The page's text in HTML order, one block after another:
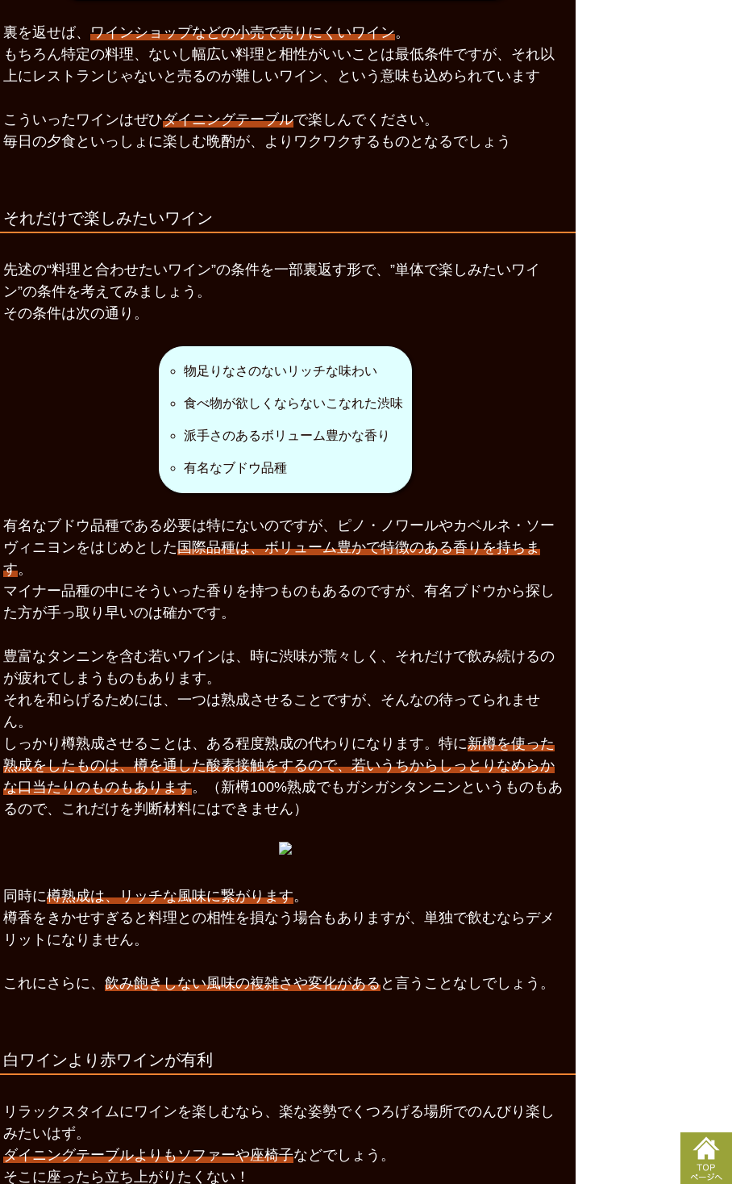
裏を返せば、 ワインショップなどの小売で売りにくいワイン。
もちろん特定の料理、ないし幅広い料理と相性がいいことは最低条件ですが、それ以
上にレストランじゃないと売るのが難しいワイン、という意味も込められています
こういったワインはぜひダイニングテーブルで楽しんでください。
毎日の夕食といっしょに楽しむ晩酌が、よりワクワクするものとなるでしょう
それだけで楽しみたいワイン
先述の“料理と合わせたいワイン”の条件を一部裏返す形で、”単体で楽しみたいワイ
ン”の条件を考えてみましょう。
その条件は次の通り。
物足りなさのないリッチな味わい
食べ物が欲しくならないこなれた渋味
派手さのあるボリューム豊かな香り
有名なブドウ品種
有名なブドウ品種である必要は特にないのですが、ピノ・ノワールやカベルネ・ソー
ヴィニヨンをはじめとした国際品種は、ボリューム豊かで特徴のある香りを持ちま
す。
マイナー品種の中にそういった香りを持つものもあるのですが、有名ブドウから探し
た方が手っ取り早いのは確かです。
豊富なタンニンを含む若いワインは、時に渋味が荒々しく、それだけで飲み続けるの
が疲れてしまうものもあります。
それを和らげるためには、一つは熟成させることですが、そんなの待ってられませ
ん。
しっかり樽熟成させることは、ある程度熟成の代わりになります。特に新樽を使った
熟成をしたものは、樽を通した酸素接触をするので、若いうちからしっとりなめらか
な口当たりのものもあります。（新樽100%熟成でもガシガシタンニンというものもあ
るので、これだけを判断材料にはできません）
同時に樽熟成は、リッチな風味に繋がります。
樽香をきかせすぎると料理との相性を損なう場合もありますが、単独で飲むならデメ
リットになりません。
これにさらに、 飲み飽きしない風味の複雑さや変化があると言うことなしでしょう。
白ワインより赤ワインが有利
リラックスタイムにワインを楽しむなら、楽な姿勢でくつろげる場所でのんびり楽し
みたいはず。
ダイニングテーブルよりもソファーや座椅子などでしょう。
そこに座ったら立ち上がりたくない！